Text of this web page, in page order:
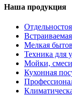
Наша продукция
Мелкая
Техника для
Мойки,
Кухонная